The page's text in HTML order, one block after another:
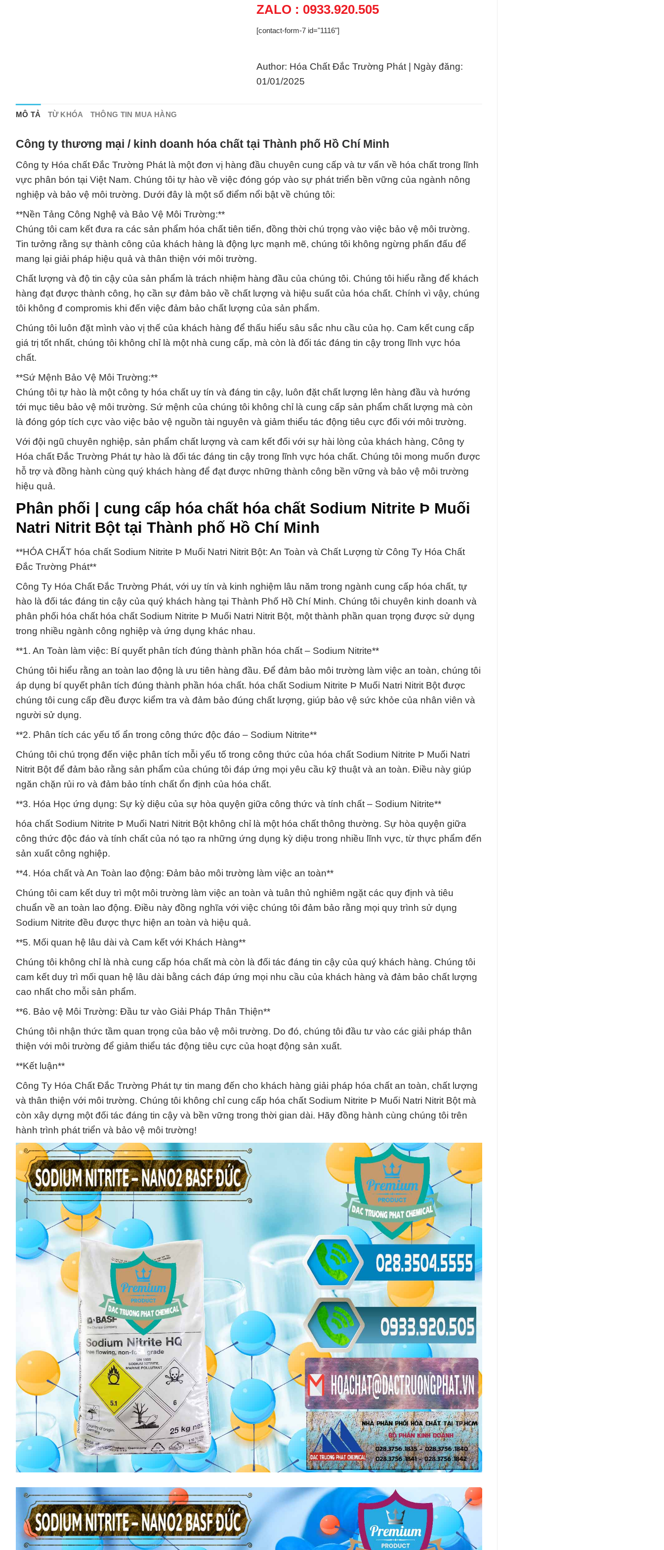
ZALO : 0933.920.505
[contact-form-7 id="1116"]
Author: Hóa Chất Đắc Trường Phát | Ngày đăng:
01/01/2025
MÔ TẢ TỪ KHÓA THÔNG TIN MUA HÀNG
Công ty thương mại / kinh doanh hóa chất tại Thành phố Hồ Chí Minh
Công ty Hóa chất Đắc Trường Phát là một đơn vị hàng đầu chuyên cung cấp và tư vấn về hóa chất trong lĩnh
vực phân bón tại Việt Nam. Chúng tôi tự hào về việc đóng góp vào sự phát triển bền vững của ngành nông
nghiệp và bảo vệ môi trường. Dưới đây là một số điểm nổi bật về chúng tôi:
**Nền Tảng Công Nghệ và Bảo Vệ Môi Trường:**
Chúng tôi cam kết đưa ra các sản phẩm hóa chất tiên tiến, đồng thời chú trọng vào việc bảo vệ môi trường.
Tin tưởng rằng sự thành công của khách hàng là động lực mạnh mẽ, chúng tôi không ngừng phấn đấu để
mang lại giải pháp hiệu quả và thân thiện với môi trường.
Chất lượng và độ tin cậy của sản phẩm là trách nhiệm hàng đầu của chúng tôi. Chúng tôi hiểu rằng để khách
hàng đạt được thành công, họ cần sự đảm bảo về chất lượng và hiệu suất của hóa chất. Chính vì vậy, chúng
tôi không đ compromis khi đến việc đảm bảo chất lượng của sản phẩm.
Chúng tôi luôn đặt mình vào vị thế của khách hàng để thấu hiểu sâu sắc nhu cầu của họ. Cam kết cung cấp
giá trị tốt nhất, chúng tôi không chỉ là một nhà cung cấp, mà còn là đối tác đáng tin cậy trong lĩnh vực hóa
chất.
**Sứ Mệnh Bảo Vệ Môi Trường:**
Chúng tôi tự hào là một công ty hóa chất uy tín và đáng tin cậy, luôn đặt chất lượng lên hàng đầu và hướng
tới mục tiêu bảo vệ môi trường. Sứ mệnh của chúng tôi không chỉ là cung cấp sản phẩm chất lượng mà còn
là đóng góp tích cực vào việc bảo vệ nguồn tài nguyên và giảm thiểu tác động tiêu cực đối với môi trường.
Với đội ngũ chuyên nghiệp, sản phẩm chất lượng và cam kết đối với sự hài lòng của khách hàng, Công ty
Hóa chất Đắc Trường Phát tự hào là đối tác đáng tin cậy trong lĩnh vực hóa chất. Chúng tôi mong muốn được
hỗ trợ và đồng hành cùng quý khách hàng để đạt được những thành công bền vững và bảo vệ môi trường
hiệu quả.
Phân phối | cung cấp hóa chất hóa chất Sodium Nitrite Þ Muối
Natri Nitrit Bột tại Thành phố Hồ Chí Minh
**HÓA CHẤT hóa chất Sodium Nitrite Þ Muối Natri Nitrit Bột: An Toàn và Chất Lượng từ Công Ty Hóa Chất
Đắc Trường Phát**
Công Ty Hóa Chất Đắc Trường Phát, với uy tín và kinh nghiệm lâu năm trong ngành cung cấp hóa chất, tự
hào là đối tác đáng tin cậy của quý khách hàng tại Thành Phố Hồ Chí Minh. Chúng tôi chuyên kinh doanh và
phân phối hóa chất hóa chất Sodium Nitrite Þ Muối Natri Nitrit Bột, một thành phần quan trọng được sử dụng
trong nhiều ngành công nghiệp và ứng dụng khác nhau.
**1. An Toàn làm việc: Bí quyết phân tích đúng thành phần hóa chất – Sodium Nitrite**
Chúng tôi hiểu rằng an toàn lao động là ưu tiên hàng đầu. Để đảm bảo môi trường làm việc an toàn, chúng tôi
áp dụng bí quyết phân tích đúng thành phần hóa chất. hóa chất Sodium Nitrite Þ Muối Natri Nitrit Bột được
chúng tôi cung cấp đều được kiểm tra và đảm bảo đúng chất lượng, giúp bảo vệ sức khỏe của nhân viên và
người sử dụng.
**2. Phân tích các yếu tố ẩn trong công thức độc đáo – Sodium Nitrite**
Chúng tôi chú trọng đến việc phân tích mỗi yếu tố trong công thức của hóa chất Sodium Nitrite Þ Muối Natri
Nitrit Bột để đảm bảo rằng sản phẩm của chúng tôi đáp ứng mọi yêu cầu kỹ thuật và an toàn. Điều này giúp
ngăn chặn rủi ro và đảm bảo tính chất ổn định của hóa chất.
**3. Hóa Học ứng dụng: Sự kỳ diệu của sự hòa quyện giữa công thức và tính chất – Sodium Nitrite**
hóa chất Sodium Nitrite Þ Muối Natri Nitrit Bột không chỉ là một hóa chất thông thường. Sự hòa quyện giữa
công thức độc đáo và tính chất của nó tạo ra những ứng dụng kỳ diệu trong nhiều lĩnh vực, từ thực phẩm đến
sản xuất công nghiệp.
**4. Hóa chất và An Toàn lao động: Đảm bảo môi trường làm việc an toàn**
Chúng tôi cam kết duy trì một môi trường làm việc an toàn và tuân thủ nghiêm ngặt các quy định và tiêu
chuẩn về an toàn lao động. Điều này đồng nghĩa với việc chúng tôi đảm bảo rằng mọi quy trình sử dụng
Sodium Nitrite đều được thực hiện an toàn và hiệu quả.
**5. Mối quan hệ lâu dài và Cam kết với Khách Hàng**
Chúng tôi không chỉ là nhà cung cấp hóa chất mà còn là đối tác đáng tin cậy của quý khách hàng. Chúng tôi
cam kết duy trì mối quan hệ lâu dài bằng cách đáp ứng mọi nhu cầu của khách hàng và đảm bảo chất lượng
cao nhất cho mỗi sản phẩm.
**6. Bảo vệ Môi Trường: Đầu tư vào Giải Pháp Thân Thiện**
Chúng tôi nhận thức tầm quan trọng của bảo vệ môi trường. Do đó, chúng tôi đầu tư vào các giải pháp thân
thiện với môi trường để giảm thiểu tác động tiêu cực của hoạt động sản xuất.
**Kết luận**
Công Ty Hóa Chất Đắc Trường Phát tự tin mang đến cho khách hàng giải pháp hóa chất an toàn, chất lượng
và thân thiện với môi trường. Chúng tôi không chỉ cung cấp hóa chất Sodium Nitrite Þ Muối Natri Nitrit Bột mà
còn xây dựng một đối tác đáng tin cậy và bền vững trong thời gian dài. Hãy đồng hành cùng chúng tôi trên
hành trình phát triển và bảo vệ môi trường!